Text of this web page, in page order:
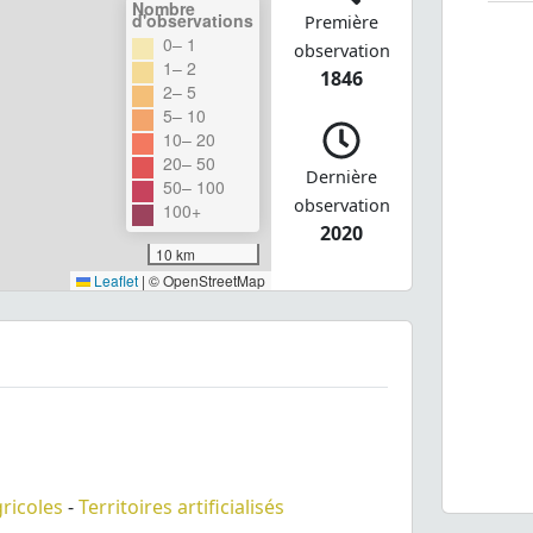
Nombre
d'observations
0– 1
1– 2
2– 5
5– 10
10– 20
20– 50
50– 100
100+
10 km
Leaflet | © OpenStreetMap
Première
observation
1846
Dernière
observation
2020
-Territoires artificialisés